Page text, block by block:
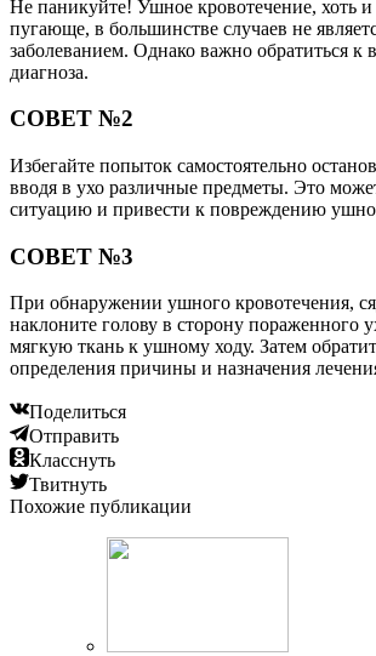
Не паникуйте! Ушное кровотечение, хоть
пугающе, в большинстве случаев не
заболеванием. Однако важно обратиться к
диагноза.
СОВЕТ №2
Избегайте попыток самостоятельно
вводя в ухо различные предметы. Это
ситуацию и привести к повреждению
СОВЕТ №3
При обнаружении ушного кровотечения,
наклоните голову в сторону пораженного
мягкую ткань к ушному ходу. Затем
определения причины и назначения
Поделиться
Отправить
Класснуть
Твитнуть
Похожие публикации